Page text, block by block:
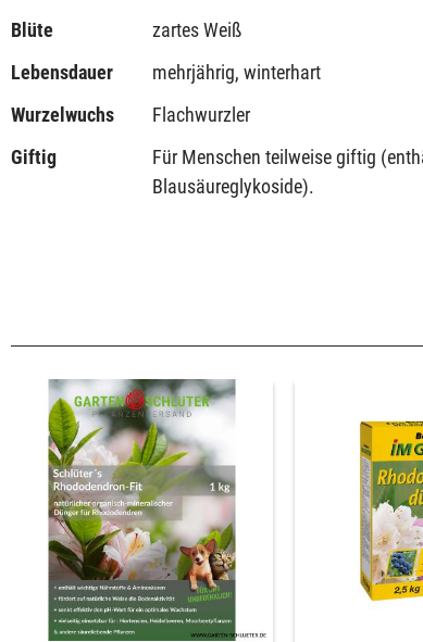
Blüte
zartes Weiß
Lebensdauer
mehrjährig, winterhart
Wurzelwuchs
Flachwurzler
Giftig
Für Menschen teilweise giftig
Blausäureglykoside).